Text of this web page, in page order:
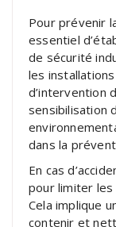
Pour prévenir
essentiel
de sécurité
les
d’intervention
sensibilisation
dans la
En cas
pour limiter les
Cela implique
contenir et